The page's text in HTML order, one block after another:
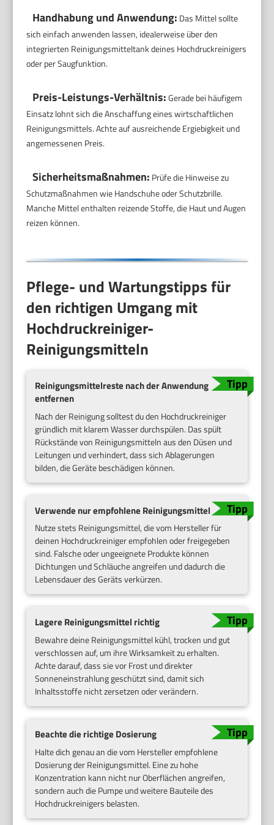
Handhabung und Anwendung: Das Mittel sollte
sich einfach anwenden lassen, idealerweise über den
integrierten Reinigungsmitteltank deines Hochdruckreinigers
oder per Saugfunktion.
Preis-Leistungs-Verhältnis:Gerade bei häufigem
Einsatz lohnt sich die Anschaffung eines wirtschaftlichen
Reinigungsmittels. Achte auf ausreichende Ergiebigkeit und
angemessenen Preis.
Sicherheitsmaßnahmen: Prüfe die Hinweise zu
Schutzmaßnahmen wie Handschuhe oder Schutzbrille.
Manche Mittel enthalten reizende Stoffe, die Haut und Augen
reizen können.
Pflege- und Wartungstipps für
den richtigen Umgang mit
Hochdruckreiniger-
Reinigungsmitteln
Reinigungsmittelreste nach der Anwendung
entfernen
Nach der Reinigung solltest du den Hochdruckreiniger
gründlich mit klarem Wasser durchspülen. Das spült
Rückstände von Reinigungsmitteln aus den Düsen und
Leitungen und verhindert, dass sich Ablagerungen
bilden, die Geräte beschädigen können.
Verwende nur empfohlene Reinigungsmittel
Nutze stets Reinigungsmittel, die vom Hersteller für
deinen Hochdruckreiniger empfohlen oder freigegeben
sind. Falsche oder ungeeignete Produkte können
Dichtungen und Schläuche angreifen und dadurch die
Lebensdauer des Geräts verkürzen.
Lagere Reinigungsmittel richtig
Bewahre deine Reinigungsmittel kühl, trocken und gut
verschlossen auf, um ihre Wirksamkeit zu erhalten.
Achte darauf, dass sie vor Frost und direkter
Sonneneinstrahlung geschützt sind, damit sich
Inhaltsstoffe nicht zersetzen oder verändern.
Beachte die richtige Dosierung
Halte dich genau an die vom Hersteller empfohlene
Dosierung der Reinigungsmittel. Eine zu hohe
Konzentration kann nicht nur Oberflächen angreifen,
sondern auch die Pumpe und weitere Bauteile des
Hochdruckreinigers belasten.